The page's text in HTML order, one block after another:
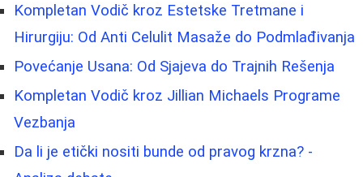
Kompletan Vodič kroz Estetske Tretmane i
Hirurgiju: Od Anti Celulit Masaže do Podmlađivanja
Povećanje Usana: Od Sjajeva do Trajnih Rešenja
Kompletan Vodič kroz Jillian Michaels Programe
Vezbanja
Da li je etički nositi bunde od pravog krzna? -